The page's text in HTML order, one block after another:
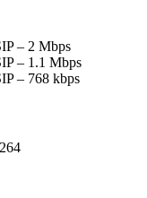
– 2 Mbps
– 1.1 Mbps
– 768 kbps